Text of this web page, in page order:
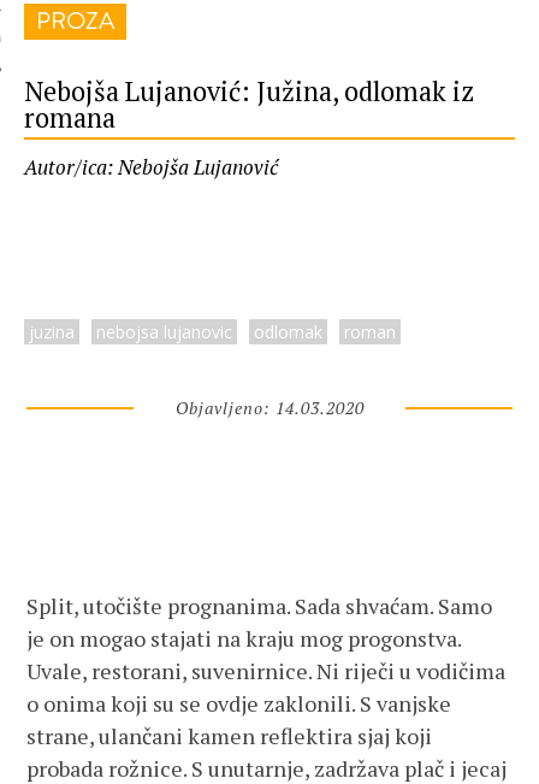
PROZA
Nebojša Lujanović: Južina, odlomak iz
romana
Autor/ica: Nebojša Lujanović
juzina nebojsa lujanovic odlomak roman
Objavljeno: 14.03.2020
Split, utočište prognanima. Sada shvaćam. Samo
je on mogao stajati na kraju mog progonstva.
Uvale, restorani, suvenirnice. Ni riječi u vodičima
o onima koji su se ovdje zaklonili. S vanjske
strane, ulančani kamen reflektira sjaj koji
probada rožnice. S unutarnje, zadržava plač i jecaj